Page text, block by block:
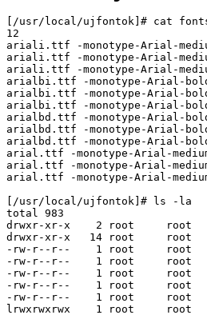
[/usr/local/ujfontok]# cat
12
ariali.ttf -monotype-Arial-
ariali.ttf -monotype-Arial-
ariali.ttf -monotype-Arial-
arialbi.ttf -monotype-Arial-
arialbi.ttf -monotype-Arial-
arialbi.ttf -monotype-Arial-
arialbd.ttf -monotype-Arial-
arialbd.ttf -monotype-Arial-
arialbd.ttf -monotype-Arial-
arial.ttf -monotype-Arial-
arial.ttf -monotype-Arial-
arial.ttf -monotype-Arial-
[/usr/local/ujfontok]# ls -la
total 983
drwxr-xr-x    2 root     root
drwxr-xr-x   14 root     root
-rw-r--r--    1 root     root
-rw-r--r--    1 root     root
-rw-r--r--    1 root     root
-rw-r--r--    1 root     root
-rw-r--r--    1 root     root